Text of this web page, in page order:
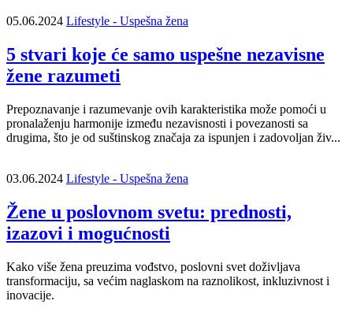
05.06.2024 Lifestyle - Uspešna žena
5 stvari koje će samo uspešne nezavisne
žene razumeti
Prepoznavanje i razumevanje ovih karakteristika može pomoći u
pronalaženju harmonije između nezavisnosti i povezanosti sa
drugima, što je od suštinskog značaja za ispunjen i zadovoljan živ...
03.06.2024 Lifestyle - Uspešna žena
Žene u poslovnom svetu: prednosti,
izazovi i mogućnosti
Kako više žena preuzima vođstvo, poslovni svet doživljava
transformaciju, sa većim naglaskom na raznolikost, inkluzivnost i
inovacije.